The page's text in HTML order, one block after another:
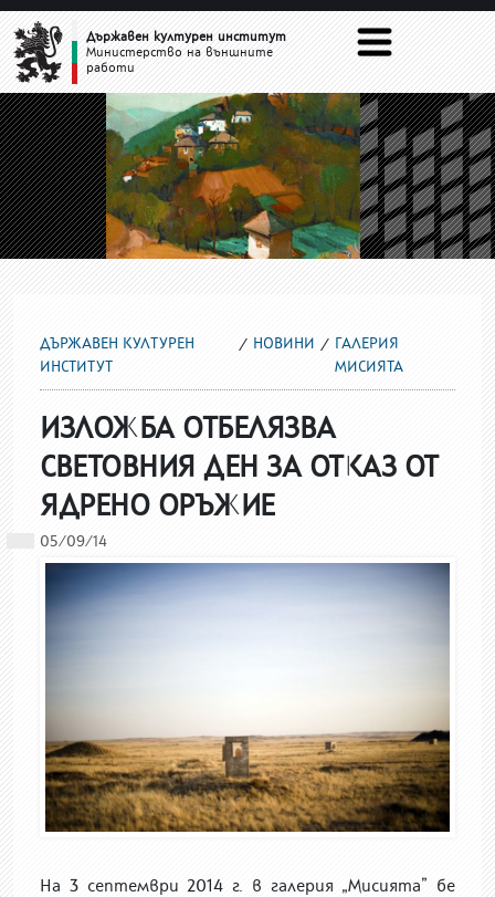
ГАЛЕРИЯ МИСИЯТА
Държавен културен институт
Министерство на външните
работи
ДЪРЖАВЕН КУЛТУРЕН
ИНСТИТУТ
НОВИНИ
ГАЛЕРИЯ
МИСИЯТА
ИЗЛОЖБА ОТБЕЛЯЗВА
СВЕТОВНИЯ ДЕН ЗА ОТКАЗ ОТ
ЯДРЕНО ОРЪЖИЕ
05/09/14
На 3 септември 2014 г. в галерия „Мисията” бе